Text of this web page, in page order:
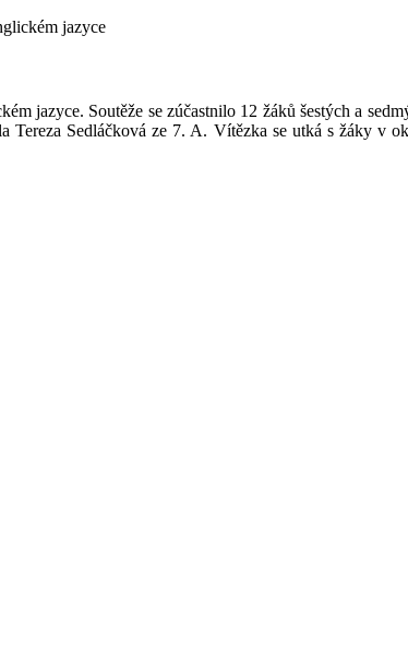
jazyce
jazyce. Soutěže se zúčastnilo 12 žáků šestých a
Tereza Sedláčková ze 7. A. Vítězka se utká s žáky v